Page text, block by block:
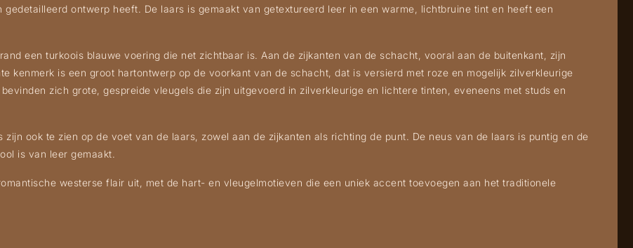
ontwerp heeft. De laars is gemaakt van getextureerd leer in een warme, lichtbruine tint en heeft een
een turkoois blauwe voering die net zichtbaar is. Aan de zijkanten van de schacht, vooral aan de buitenkant, zijn
kenmerk is een groot hartontwerp op de voorkant van de schacht, dat is versierd met roze en mogelijk zilverkleurige
zich grote, gespreide vleugels die zijn uitgevoerd in zilverkleurige en lichtere tinten, eveneens met studs en
ook te zien op de voet van de laars, zowel aan de zijkanten als richting de punt. De neus van de laars is puntig en de
is van leer gemaakt.
westerse flair uit, met de hart- en vleugelmotieven die een uniek accent toevoegen aan het traditionele